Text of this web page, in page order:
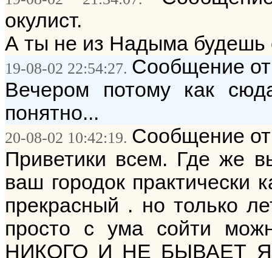
окулист.
А ты не из Надыма будешь
19-08-02 22:54:27. Сообщение
Вечером потому как
понятно...
20-08-02 10:42:19. Сообщение
Приветики всем. Где же
ваш городок практически
прекрасный . но только
просто с ума сойти
НИКОГО И НЕ БЫВАЕТ Я